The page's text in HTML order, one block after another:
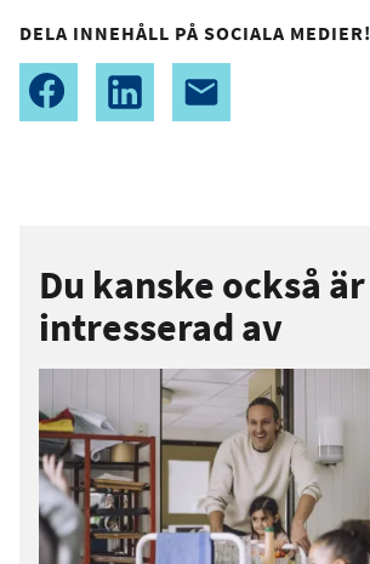
DELA INNEHÅLL PÅ SOCIALA MEDIER!
Du kanske också är
intresserad av